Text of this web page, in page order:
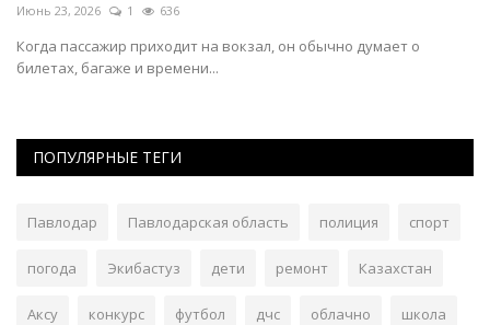
Июнь 23, 2026 1 636
Когда пассажир приходит на вокзал, он обычно думает о
билетах, багаже и времени...
ПОПУЛЯРНЫЕ ТЕГИ
Павлодар Павлодарская область полиция спорт
погода Экибастуз дети ремонт Казахстан
Аксу конкурс футбол дчс облачно школа